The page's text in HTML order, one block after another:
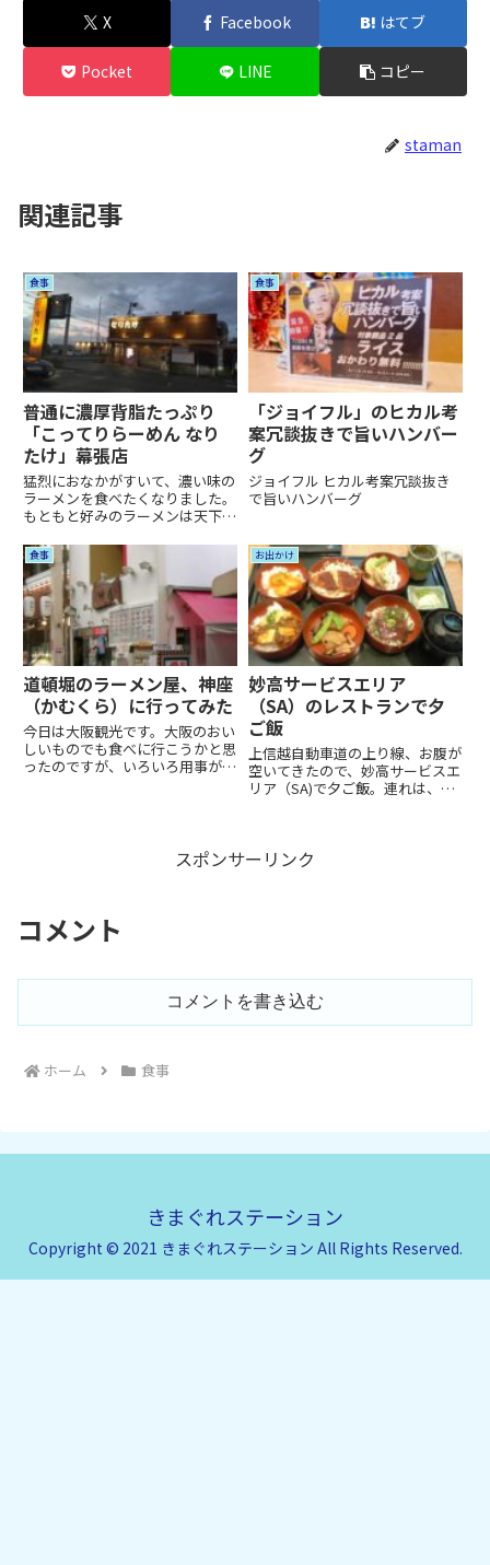
X Facebook はてブ
Pocket LINE コピー
staman
関連記事
食事
普通に濃厚背脂たっぷり
「こってりらーめん なり
たけ」幕張店
猛烈におなかがすいて、濃い味の
ラーメンを食べたくなりました。
もともと好みのラーメンは天下一
行くには少々遠いので、別のラー
メン屋さんを探すことにしまし
た。それで見つけたのが、「こっ
てりらーめん なりたけ」幕張店
...
食事
「ジョイフル」のヒカル考
案冗談抜きで旨いハンバー
グ
ジョイフル ヒカル考案冗談抜き
で旨いハンバーグ
食事
道頓堀のラーメン屋、神座
（かむくら）に行ってみた
今日は大阪観光です。大阪のおい
しいものでも食べに行こうかと思
ったのですが、いろいろ用事があ
かと思いました。泊まっている...
お出かけ
妙高サービスエリア
（SA）のレストランで夕
ご飯
上信越自動車道の上り線、お腹が
空いてきたので、妙高サービスエ
リア（SA)で夕ご飯。連れは、重
かいろいろな種類が食べたくて、
スポンサーリンク
コメント
コメントを書き込む
ホーム 食事
きまぐれステーション
Copyright © 2021 きまぐれステーション All Rights Reserved.